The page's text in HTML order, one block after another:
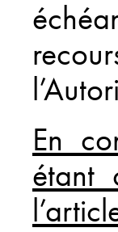
En
étant